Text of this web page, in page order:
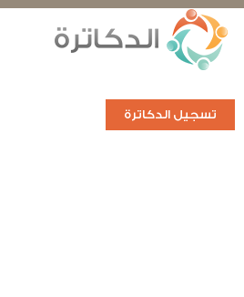
تسجيل الدكاترة